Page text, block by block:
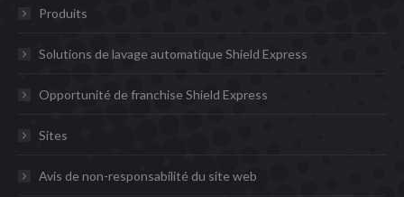
Produits
Solutions de lavage automatique Shield Express
Opportunité de franchise Shield Express
Sites
Avis de non-responsabilité du site web